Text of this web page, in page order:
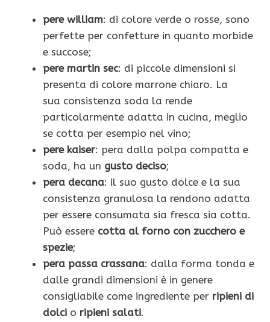
pere william: di colore verde o rosse, sono
perfette per confetture in quanto morbide
e succose;
pere martin sec: di piccole dimensioni si
presenta di colore marrone chiaro. La
sua consistenza soda la rende
particolarmente adatta in cucina, meglio
se cotta per esempio nel vino;
pere kaiser: pera dalla polpa compatta e
soda, ha un gusto deciso;
pera decana: il suo gusto dolce e la sua
consistenza granulosa la rendono adatta
per essere consumata sia fresca sia cotta.
Può essere cotta al forno con zucchero e
spezie;
pera passa crassana: dalla forma tonda e
dalle grandi dimensioni è in genere
consigliabile come ingrediente per ripieni di
dolci o ripieni salati.